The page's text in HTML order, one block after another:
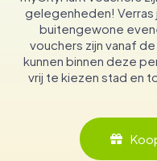
gelegenheden! Verras
buitengewone
vouchers zijn vanaf
kunnen binnen deze
vrij te kiezen stad en